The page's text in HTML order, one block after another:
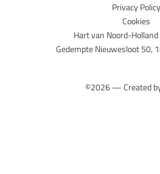
Privacy Policy
Cookies
Hart van Noord-
Gedempte Nieuwesloot 50,
©2026 — Created